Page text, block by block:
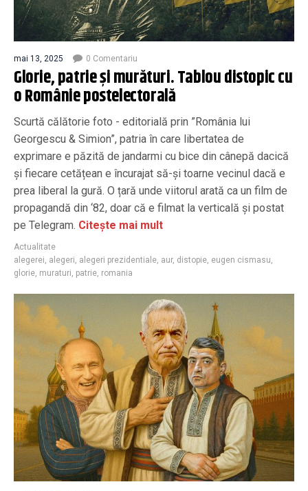
mai 13, 2025 0 Comentariu
Glorie, patrie și murături. Tablou distopic cu
o Românie postelectorală
Scurtă călătorie foto - editorială prin ”România lui
Georgescu & Simion”, patria în care libertatea de
exprimare e păzită de jandarmi cu bice din cânepă dacică
și fiecare cetățean e încurajat să-și toarne vecinul dacă e
prea liberal la gură. O țară unde viitorul arată ca un film de
propagandă din ‘82, doar că e filmat la verticală și postat
pe Telegram. Citește mai mult
Actualitate
alegerei, alegeri, alegeri prezidentiale, aur, distopie, eugen cismasu,
glorie, muraturi, patrie, romania